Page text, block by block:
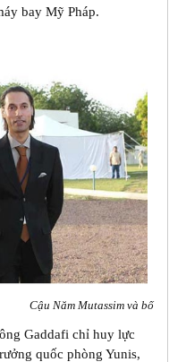
bay Mỹ Pháp.
Cậu Năm Mutassim và bố
Gaddafi chỉ huy lực
quốc phòng Yunis,